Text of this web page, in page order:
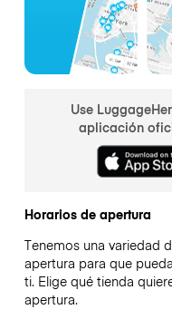
Use
aplicación
Horarios de apertura
Tenemos una variedad
apertura para que
ti. Elige qué tienda
apertura.